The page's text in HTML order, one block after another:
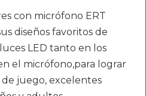
con micrófono ERT
diseños favoritos de
LED tanto en los
el micrófono,para lograr
juego, excelentes